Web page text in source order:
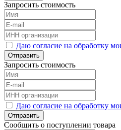
Запросить стоимость
Даю согласие на обработку
Отправить
Запросить стоимость
Даю согласие на обработку
Отправить
Сообщить о поступлении товара